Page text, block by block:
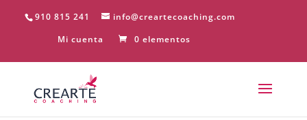
910 815 241
info@creartecoaching.com
Mi cuenta
0 elementos